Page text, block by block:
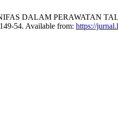
DALAM PERAWATAN
54. Available from: https://